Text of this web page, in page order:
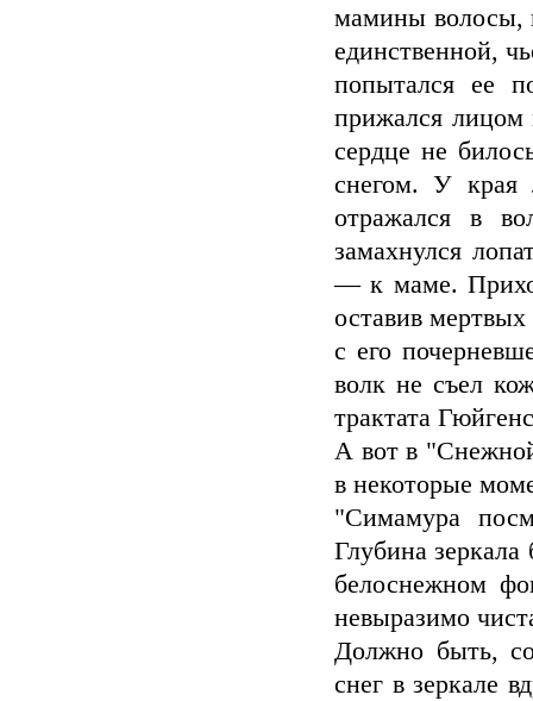
мамины волосы,
единственной,
попытался ее
прижался лицом
сердце не
снегом. У края
отражался в
замахнулся
— к маме.
оставив
с его
волк не съел
трактата
А вот в
в некоторые
"Симамура
Глубина
белоснежном
невыразимо
Должно быть,
снег в зеркале